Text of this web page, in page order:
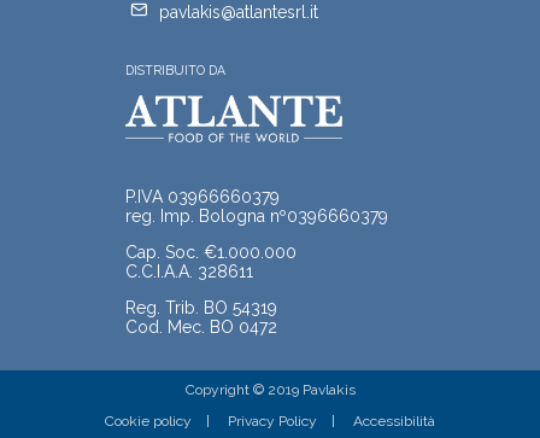
pavlakis@atlantesrl.it
DISTRIBUITO DA
P.IVA 03966660379
reg. Imp. Bologna nº0396660379
Cap. Soc. €1.000.000
C.C.I.A.A. 328611
Reg. Trib. BO 54319
Cod. Mec. BO 0472
Copyright © 2019 Pavlakis
Cookie policy
Privacy Policy Accessibilità